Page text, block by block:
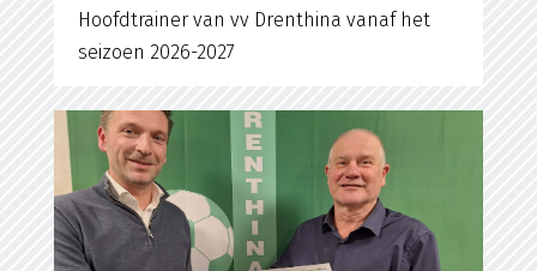
Hoofdtrainer van vv Drenthina vanaf het
seizoen 2026-2027